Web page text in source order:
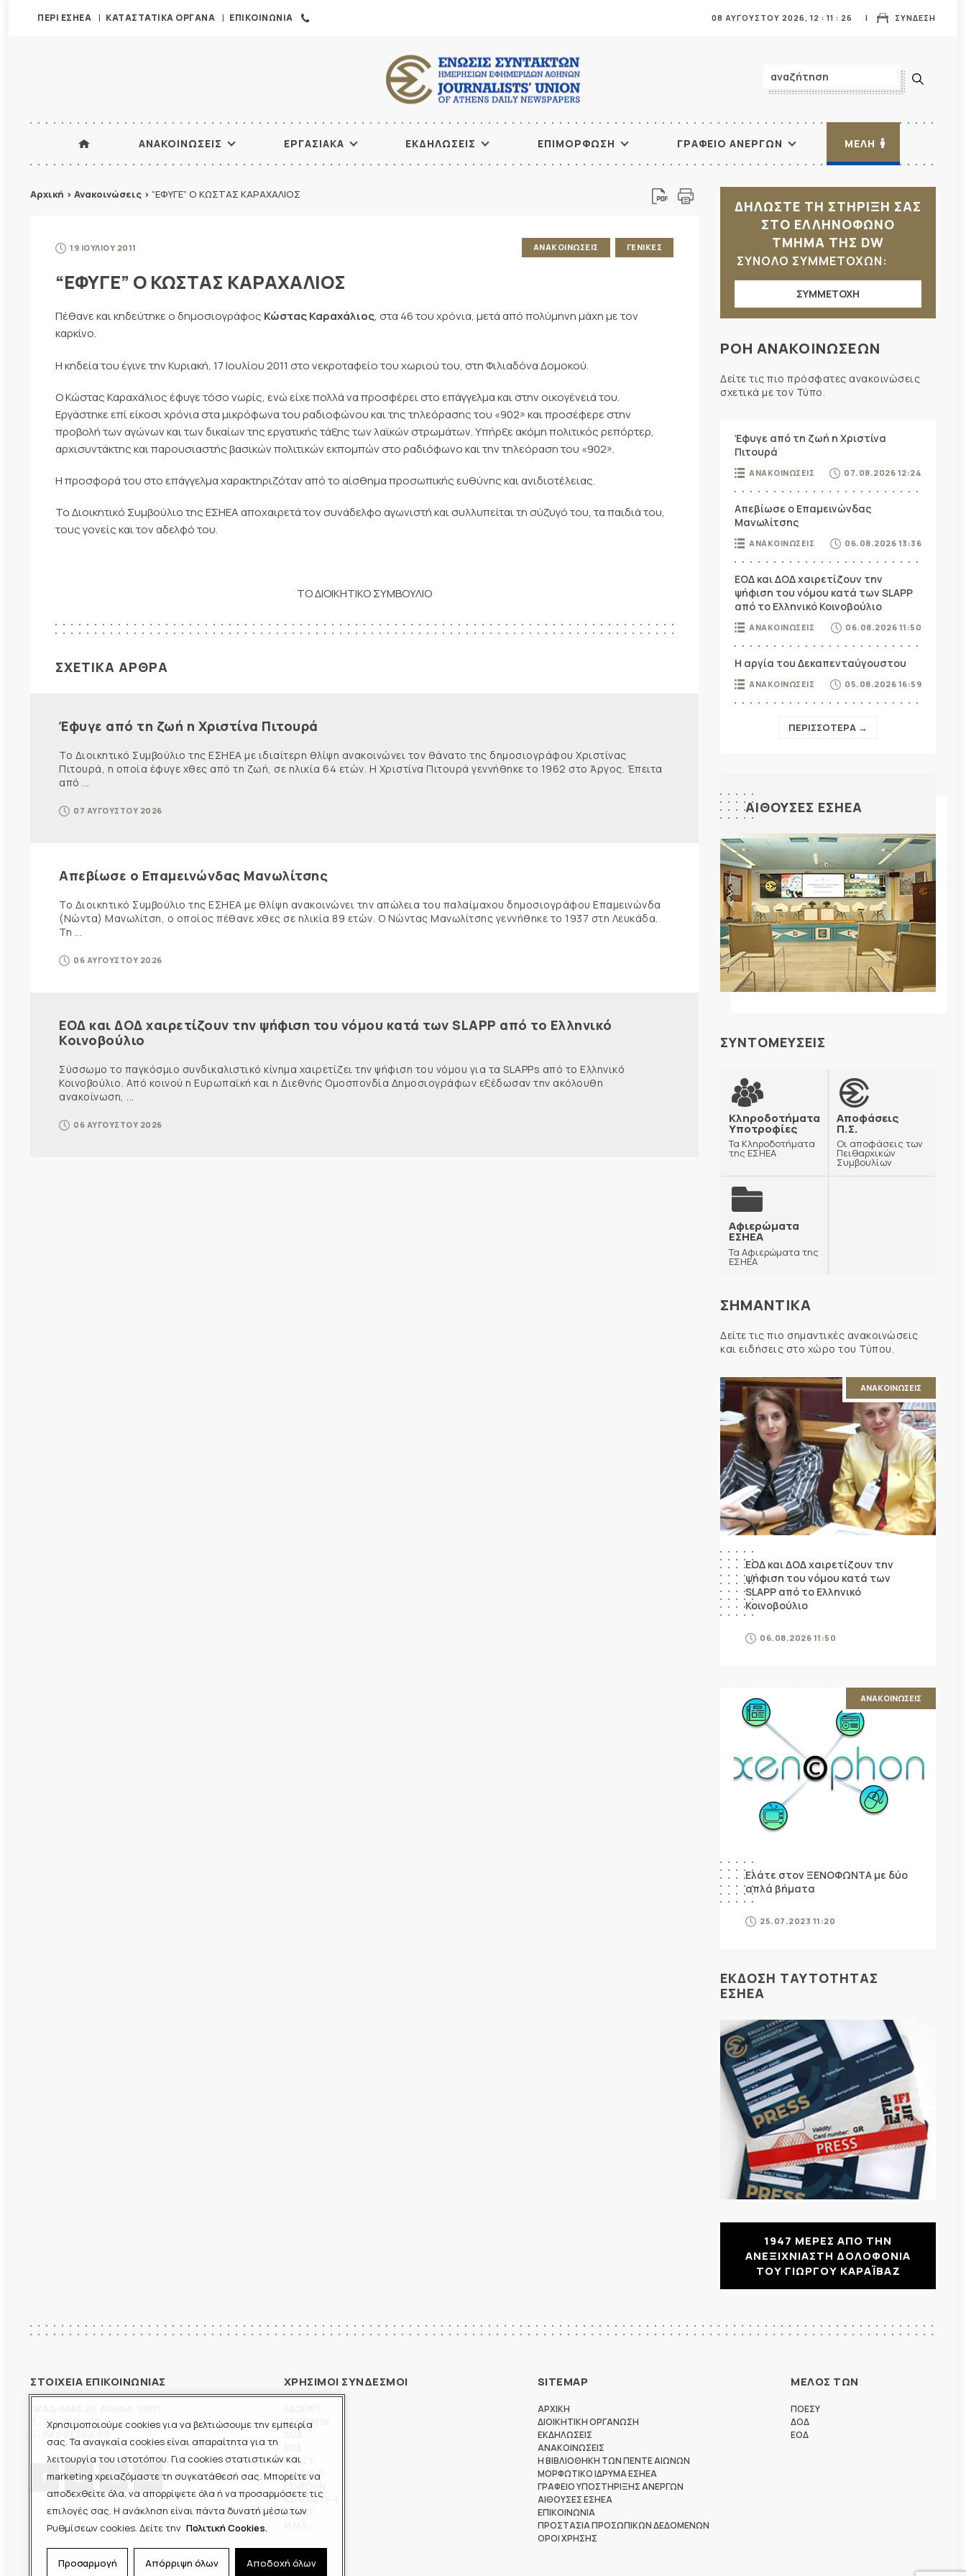
Χρησιμοποιούμε cookies για να βελτιώσουμε την εμπειρία
σας. Τα αναγκαία cookies είναι απαραίτητα για τη
λειτουργία του ιστοτόπου. Για cookies στατιστικών και
marketing χρειαζόμαστε τη συγκατάθεσή σας. Μπορείτε να
αποδεχθείτε όλα, να απορρίψετε όλα ή να προσαρμόσετε τις
επιλογές σας. Η ανάκληση είναι πάντα δυνατή μέσω των
Ρυθμίσεων cookies. Δείτε την Πολιτική Cookies.
Προσαρμογή Απόρριψη όλων Αποδοχή όλων
ΠΕΡΙ ΕΣΗΕΑ ΚΑΤΑΣΤΑΤΙΚΑ ΟΡΓΑΝΑ ΕΠΙΚΟΙΝΩΝΙΑ ΣΥΝΔΕΣΗ
08 ΑΥΓΟΥΣΤΟΥ 2026, 12 : 11 : 28
ΑΝΑΚΟΙΝΩΣΕΙΣ ΕΡΓΑΣΙΑΚΑ ΕΚΔΗΛΩΣΕΙΣ ΕΠΙΜΟΡΦΩΣΗ ΓΡΑΦΕΙΟ ΑΝΕΡΓΩΝ ΜΕΛΗ
Αρχική > Ανακοινώσεις > “ΕΦΥΓΕ” Ο ΚΩΣΤΑΣ ΚΑΡΑΧΑΛΙΟΣ
19 ΙΟΥΛΙΟΥ 2011 ΑΝΑΚΟΙΝΩΣΕΙΣ ΓΕΝΙΚΕΣ
“ΕΦΥΓΕ” Ο ΚΩΣΤΑΣ ΚΑΡΑΧΑΛΙΟΣ
Πέθανε και κηδεύτηκε ο δημοσιογράφος Κώστας Καραχάλιος, στα 46 του χρόνια, μετά από πολύμηνη μάχη με τον
καρκίνο.
Η κηδεία του έγινε την Κυριακή, 17 Ιουλίου 2011 στο νεκροταφείο του χωριού του, στη Φιλιαδόνα Δομοκού.
Ο Κώστας Καραχάλιος έφυγε τόσο νωρίς, ενώ είχε πολλά να προσφέρει στο επάγγελμα και στην οικογένειά του.
Εργάστηκε επί είκοσι χρόνια στα μικρόφωνα του ραδιοφώνου και της τηλεόρασης του «902» και προσέφερε στην
προβολή των αγώνων και των δικαίων της εργατικής τάξης των λαϊκών στρωμάτων. Υπήρξε ακόμη πολιτικός ρεπόρτερ,
αρχισυντάκτης και παρουσιαστής βασικών πολιτικών εκπομπών στο ραδιόφωνο και την τηλεόραση του «902».
Η προσφορά του στο επάγγελμα χαρακτηριζόταν από το αίσθημα προσωπικής ευθύνης και ανιδιοτέλειας.
Το Διοικητικό Συμβούλιο της ΕΣΗΕΑ αποχαιρετά τον συνάδελφο αγωνιστή και συλλυπείται τη σύζυγό του, τα παιδιά του,
τους γονείς και τον αδελφό του.
ΤΟ ΔΙΟΙΚΗΤΙΚΟ ΣΥΜΒΟΥΛΙΟ
ΣΧΕΤΙΚΑ ΑΡΘΡΑ
Έφυγε από τη ζωή η Χριστίνα Πιτουρά
Το Διοικητικό Συμβούλιο της ΕΣΗΕΑ με ιδιαίτερη θλίψη ανακοινώνει τον θάνατο της δημοσιογράφου Χριστίνας
Πιτουρά, η οποία έφυγε χθες από τη ζωή, σε ηλικία 64 ετών. Η Χριστίνα Πιτουρά γεννήθηκε το 1962 στο Άργος. Έπειτα
από ...
07 ΑΥΓΟΥΣΤΟΥ 2026
Απεβίωσε ο Επαμεινώνδας Μανωλίτσης
Το Διοικητικό Συμβούλιο της ΕΣΗΕΑ με θλίψη ανακοινώνει την απώλεια του παλαίμαχου δημοσιογράφου Επαμεινώνδα
(Νώντα) Μανωλίτση, ο οποίος πέθανε χθες σε ηλικία 89 ετών. Ο Νώντας Μανωλίτσης γεννήθηκε το 1937 στη Λευκάδα.
Τη ...
06 ΑΥΓΟΥΣΤΟΥ 2026
ΕΟΔ και ΔΟΔ χαιρετίζουν την ψήφιση του νόμου κατά των SLAPP από το Ελληνικό
Κοινοβούλιο
Σύσσωμο το παγκόσμιο συνδικαλιστικό κίνημα χαιρετίζει την ψήφιση του νόμου για τα SLAPPs από το Ελληνικό
Κοινοβούλιο. Από κοινού η Ευρωπαϊκή και η Διεθνής Ομοσπονδία Δημοσιογράφων εξέδωσαν την ακόλουθη
ανακοίνωση, ...
06 ΑΥΓΟΥΣΤΟΥ 2026
ΔΗΛΩΣΤΕ ΤΗ ΣΤΗΡΙΞΗ ΣΑΣ
ΣΤΟ ΕΛΛΗΝΟΦΩΝΟ
ΤΜΗΜΑ ΤΗΣ DW
ΣΥΝΟΛΟ ΣΥΜΜΕΤΟΧΩΝ:
ΣΥΜΜΕΤΟΧΗ
ΡΟΗ ΑΝΑΚΟΙΝΩΣΕΩΝ
Δείτε τις πιο πρόσφατες ανακοινώσεις
σχετικά με τον Τύπο.
Έφυγε από τη ζωή η Χριστίνα
Πιτουρά
ΑΝΑΚΟΙΝΩΣΕΙΣ 07.08.2026 12:24
Απεβίωσε ο Επαμεινώνδας
Μανωλίτσης
ΑΝΑΚΟΙΝΩΣΕΙΣ 06.08.2026 13:36
ΕΟΔ και ΔΟΔ χαιρετίζουν την
ψήφιση του νόμου κατά των SLAPP
από το Ελληνικό Κοινοβούλιο
ΑΝΑΚΟΙΝΩΣΕΙΣ 06.08.2026 11:50
Η αργία του Δεκαπενταύγουστου
ΑΝΑΚΟΙΝΩΣΕΙΣ 05.08.2026 16:59
ΠΕΡΙΣΣΟΤΕΡΑ →
ΑΙΘΟΥΣΕΣ ΕΣΗΕΑ
ΣΥΝΤΟΜΕΥΣΕΙΣ
Κληροδοτήματα
Υποτροφίες
Τα Κληροδοτήματα
της ΕΣΗΕΑ
Αποφάσεις
Π.Σ.
Οι αποφάσεις των
Πειθαρχικών
Συμβουλίων
Αφιερώματα
ΕΣΗΕΑ
Τα Αφιερώματα της
ΕΣΗΕΑ
ΣΗΜΑΝΤΙΚΑ
Δείτε τις πιο σημαντικές ανακοινώσεις
και ειδήσεις στο χώρο του Τύπου.
ΑΝΑΚΟΙΝΩΣΕΙΣ
ΕΟΔ και ΔΟΔ χαιρετίζουν την
ψήφιση του νόμου κατά των
SLAPP από το Ελληνικό
Κοινοβούλιο
06.08.2026 11:50
ΑΝΑΚΟΙΝΩΣΕΙΣ
Ελάτε στον ΞΕΝΟΦΩΝΤΑ με δύο
απλά βήματα
25.07.2023 11:20
ΕΚΔΟΣΗ ΤΑΥΤΟΤΗΤΑΣ
ΕΣΗΕΑ
1947 ΜΕΡΕΣ ΑΠΟ ΤΗΝ
ΑΝΕΞΙΧΝΙΑΣΤΗ ΔΟΛΟΦΟΝΙΑ
ΤΟΥ ΓΙΩΡΓΟΥ ΚΑΡΑΪΒΑΖ
ΣΤΟΙΧΕΙΑ ΕΠΙΚΟΙΝΩΝΙΑΣ
210-3675400
ΧΡΗΣΙΜΟΙ ΣΥΝΔΕΣΜΟΙ
ΞΕΝΟΦΩΝ
ΠΟΕΣΥ
ΕΣΗΕΜ-Θ
ΕΣΗΕΘΣΤΕ-Ε
ΕΣΠΗΤ
SITEMAP
ΑΡΧΙΚΗ
ΔΙΟΙΚΗΤΙΚΗ ΟΡΓΑΝΩΣΗ
ΕΚΔΗΛΩΣΕΙΣ
ΑΝΑΚΟΙΝΩΣΕΙΣ
Η ΒΙΒΛΙΟΘΗΚΗ ΤΩΝ ΠΕΝΤΕ ΑΙΩΝΩΝ
ΜΟΡΦΩΤΙΚΟ ΙΔΡΥΜΑ ΕΣΗΕΑ
ΓΡΑΦΕΙΟ ΥΠΟΣΤΗΡΙΞΗΣ ΑΝΕΡΓΩΝ
ΑΙΘΟΥΣΕΣ ΕΣΗΕΑ
ΕΠΙΚΟΙΝΩΝΙΑ
ΠΡΟΣΤΑΣΙΑ ΠΡΟΣΩΠΙΚΩΝ ΔΕΔΟΜΕΝΩΝ
ΟΡΟΙ ΧΡΗΣΗΣ
ΜΕΛΟΣ ΤΩΝ
ΠΟΕΣΥ
ΔΟΔ
ΕΟΔ